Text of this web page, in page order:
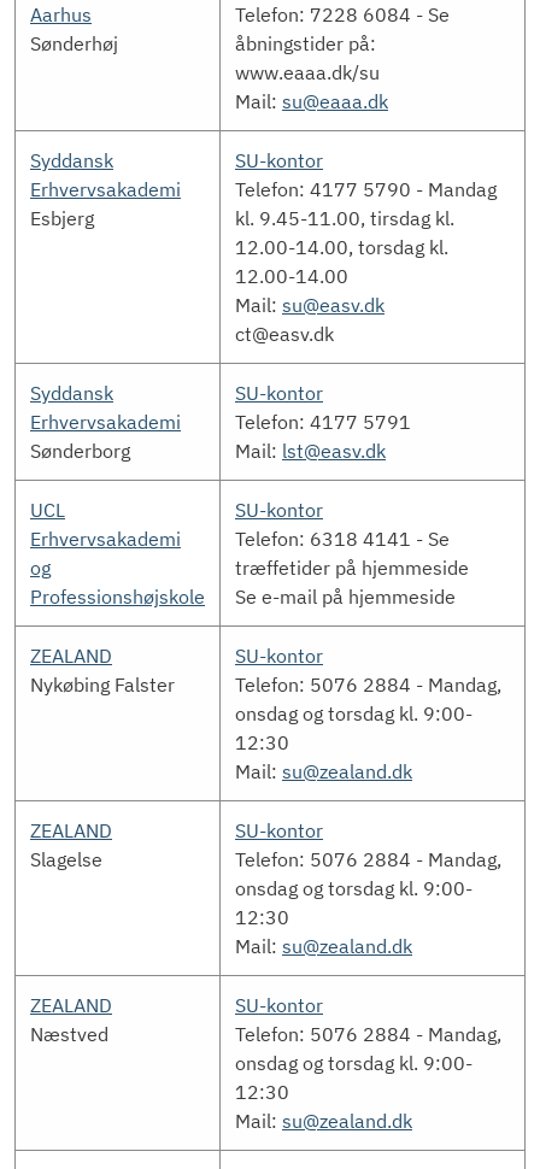
Aarhus
Sønderhøj
Telefon: 7228 6084 - Se
åbningstider på:
www.eaaa.dk/su
Mail: su@eaaa.dk
Syddansk
Erhvervsakademi
Esbjerg
SU-kontor
Telefon: 4177 5790 - Mandag
kl. 9.45-11.00, tirsdag kl.
12.00-14.00, torsdag kl.
12.00-14.00
Mail: su@easv.dk
ct@easv.dk
Syddansk
Erhvervsakademi
Sønderborg
SU-kontor
Telefon: 4177 5791
Mail: lst@easv.dk
UCL
Erhvervsakademi
og
Professionshøjskole
SU-kontor
Telefon: 6318 4141 - Se
træffetider på hjemmeside
Se e-mail på hjemmeside
ZEALAND
Nykøbing Falster
SU-kontor
Telefon: 5076 2884 - Mandag,
onsdag og torsdag kl. 9:00-
12:30
Mail: su@zealand.dk
ZEALAND
Slagelse
SU-kontor
Telefon: 5076 2884 - Mandag,
onsdag og torsdag kl. 9:00-
12:30
Mail: su@zealand.dk
ZEALAND
Næstved
SU-kontor
Telefon: 5076 2884 - Mandag,
onsdag og torsdag kl. 9:00-
12:30
Mail: su@zealand.dk